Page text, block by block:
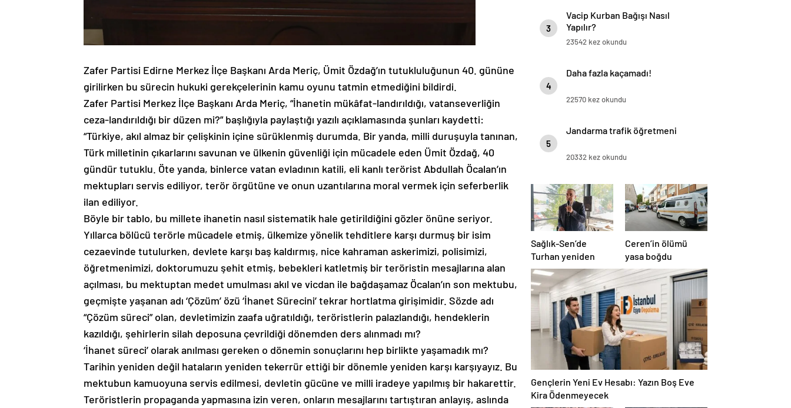
Zafer Partisi Edirne Merkez İlçe Başkanı Arda Meriç, Ümit Özdağ’ın tutukluluğunun 40. gününe
girilirken bu sürecin hukuki gerekçelerinin kamu oyunu tatmin etmediğini bildirdi.
Zafer Partisi Merkez İlçe Başkanı Arda Meriç, “İhanetin mükâfat-landırıldığı, vatanseverliğin
ceza-landırıldığı bir düzen mi?” başlığıyla paylaştığı yazılı açıklamasında şunları kaydetti:
“Türkiye, akıl almaz bir çelişkinin içine sürüklenmiş durumda. Bir yanda, milli duruşuyla tanınan,
Türk milletinin çıkarlarını savunan ve ülkenin güvenliği için mücadele eden Ümit Özdağ, 40
gündür tutuklu. Öte yanda, binlerce vatan evladının katili, eli kanlı terörist Abdullah Öcalan’ın
mektupları servis ediliyor, terör örgütüne ve onun uzantılarına moral vermek için seferberlik
ilan ediliyor.
Böyle bir tablo, bu millete ihanetin nasıl sistematik hale getirildiğini gözler önüne seriyor.
Yıllarca bölücü terörle mücadele etmiş, ülkemize yönelik tehditlere karşı durmuş bir isim
cezaevinde tutulurken, devlete karşı baş kaldırmış, nice kahraman askerimizi, polisimizi,
öğretmenimizi, doktorumuzu şehit etmiş, bebekleri katletmiş bir teröristin mesajlarına alan
açılması, bu mektuptan medet umulması akıl ve vicdan ile bağdaşamaz Öcalan’ın son mektubu,
geçmişte yaşanan adı ‘Çözüm’ özü ‘İhanet Sürecini’ tekrar hortlatma girişimidir. Sözde adı
“Çözüm süreci” olan, devletimizin zaafa uğratıldığı, teröristlerin palazlandığı, hendeklerin
kazıldığı, şehirlerin silah deposuna çevrildiği dönemden ders alınmadı mı?
‘İhanet süreci’ olarak anılması gereken o dönemin sonuçlarını hep birlikte yaşamadık mı?
Tarihin yeniden değil hataların yeniden tekerrür ettiği bir dönemle yeniden karşı karşıyayız. Bu
mektubun kamuoyuna servis edilmesi, devletin gücüne ve milli iradeye yapılmış bir hakarettir.
Teröristlerin propaganda yapmasına izin veren, onların mesajlarını tartıştıran anlayış, aslında
3
Vacip Kurban Bağışı Nasıl
Yapılır?
23542 kez okundu
4
Daha fazla kaçamadı!
22570 kez okundu
5
Jandarma trafik öğretmeni
20332 kez okundu
Sağlık-Sen’de
Turhan yeniden
Ceren’in ölümü
yasa boğdu
Gençlerin Yeni Ev Hesabı: Yazın Boş Eve
Kira Ödenmeyecek